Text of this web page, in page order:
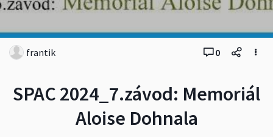
SPAC 2024_7.závod: Memoriál
Aloise Dohnala
frantik 0